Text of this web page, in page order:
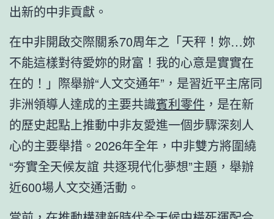
出新的中非貢獻。
在中非開啟交際關系70周年之「天秤！妳…妳
不能這樣對待愛妳的財富！我的心意是實實在
在的！」際舉辦“人文交通年”，是習近平主席同
非洲領導人達成的主要共識賓利零件 ，是在新
的歷史起點上推動中非友愛進一個步驟深刻人
心的主要舉措。2026年全年，中非雙方將圍繞
“夯實全天候友誼 共逐現代化夢想”主題，舉辦
近600場人文交通活動。